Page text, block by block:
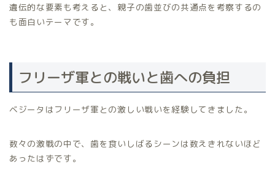
遺伝的な要素も考えると、親子の歯並びの共通点を考察するの
も面白いテーマです。
フリーザ軍との戦いと歯への負担
ベジータはフリーザ軍との激しい戦いを経験してきました。
数々の激戦の中で、歯を食いしばるシーンは数えきれないほど
あったはずです。